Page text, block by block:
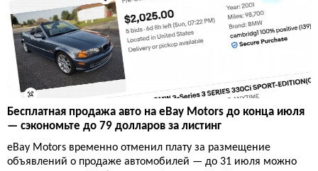
Бесплатная продажа авто на eBay Motors до конца июля
— сэкономьте до 79 долларов за листинг
eBay Motors временно отменил плату за размещение
объявлений о продаже автомобилей — до 31 июля можно